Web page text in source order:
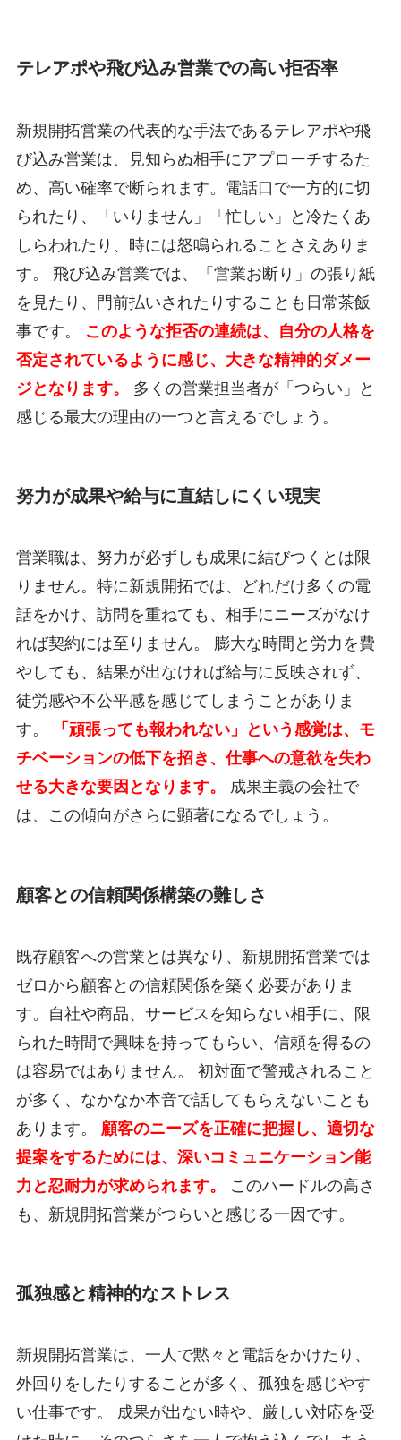
テレアポや飛び込み営業での高い拒否率
新規開拓営業の代表的な手法であるテレアポや飛
び込み営業は、見知らぬ相手にアプローチするた
め、高い確率で断られます。電話口で一方的に切
られたり、「いりません」「忙しい」と冷たくあ
しらわれたり、時には怒鳴られることさえありま
す。 飛び込み営業では、「営業お断り」の張り紙
を見たり、門前払いされたりすることも日常茶飯
事です。
このような拒否の連続は、自分の人格を
否定されているように感じ、大きな精神的ダメー
ジとなります。
多くの営業担当者が「つらい」と
感じる最大の理由の一つと言えるでしょう。
努力が成果や給与に直結しにくい現実
営業職は、努力が必ずしも成果に結びつくとは限
りません。特に新規開拓では、どれだけ多くの電
話をかけ、訪問を重ねても、相手にニーズがなけ
れば契約には至りません。 膨大な時間と労力を費
やしても、結果が出なければ給与に反映されず、
徒労感や不公平感を感じてしまうことがありま
す。
「頑張っても報われない」という感覚は、モ
チベーションの低下を招き、仕事への意欲を失わ
せる大きな要因となります。
成果主義の会社で
は、この傾向がさらに顕著になるでしょう。
顧客との信頼関係構築の難しさ
既存顧客への営業とは異なり、新規開拓営業では
ゼロから顧客との信頼関係を築く必要がありま
す。自社や商品、サービスを知らない相手に、限
られた時間で興味を持ってもらい、信頼を得るの
は容易ではありません。 初対面で警戒されること
が多く、なかなか本音で話してもらえないことも
あります。 顧客のニーズを正確に把握し、適切な
提案をするためには、深いコミュニケーション能
力と忍耐力が求められます。
このハードルの高さ
も、新規開拓営業がつらいと感じる一因です。
孤独感と精神的なストレス
新規開拓営業は、一人で黙々と電話をかけたり、
外回りをしたりすることが多く、孤独を感じやす
い仕事です。 成果が出ない時や、厳しい対応を受